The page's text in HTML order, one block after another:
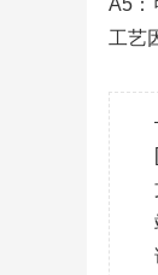
A5：
工艺